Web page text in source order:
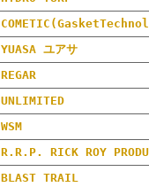
YUASA ユアサ
REGAR
UNLIMITED
WSM
R.R.P. RICK ROY
BLAST TRAIL